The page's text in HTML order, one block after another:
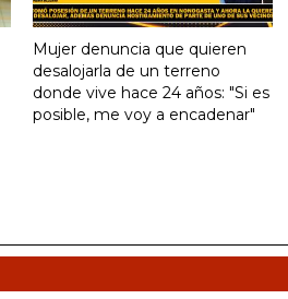
Mujer denuncia que quieren
desalojarla de un terreno
donde vive hace 24 años: "Si es
posible, me voy a encadenar"